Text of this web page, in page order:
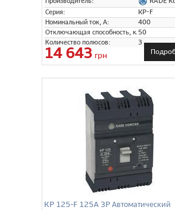
Серия:
KP-F
Номинальный ток, А:
400
Отключающая способность, кА:50
Количество полюсов:
3
14 643 грн
KP 125-F 125A 3P Автоматический